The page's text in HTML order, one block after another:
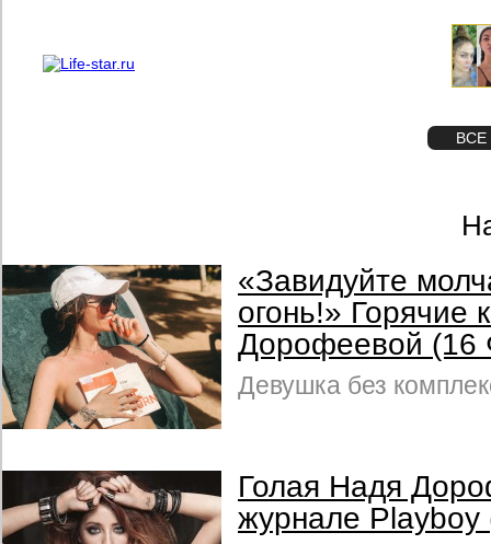
ВСЕ
«Завидуйте
огонь!» Горячие
Дорофеевой
Девушка без
Голая Надя
журнале